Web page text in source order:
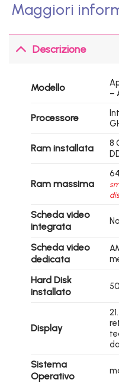
Maggiori
Descrizione
Modello
–
Processore
Ram installata
8
Ram massima
Scheda video
integrata
Scheda video
dedicata
Hard Disk
installato
Display
Sistema
Operativo